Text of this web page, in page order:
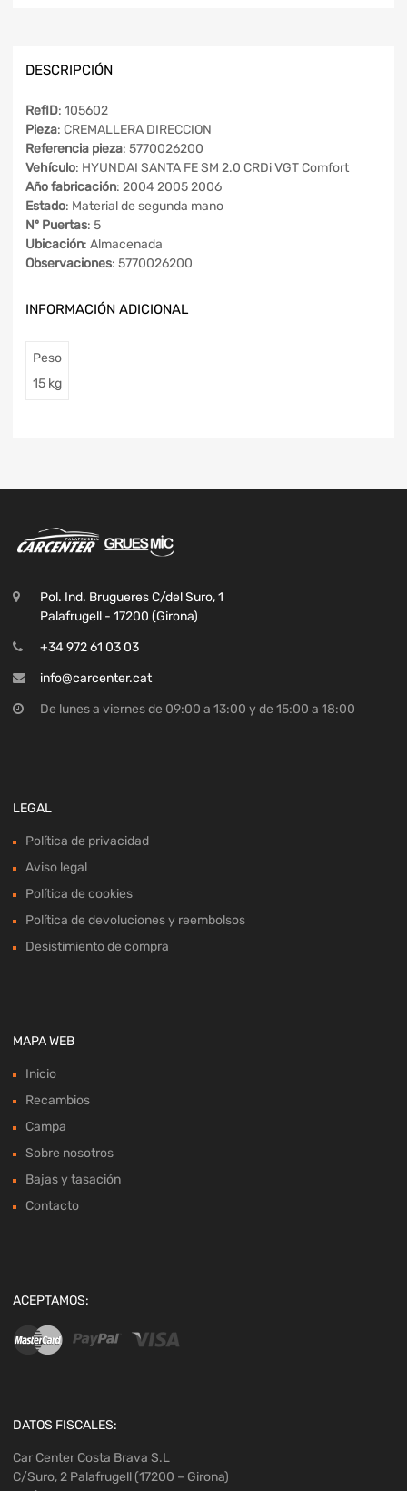
DESCRIPCIÓN
RefID: 105602
Pieza: CREMALLERA DIRECCION
Referencia pieza: 5770026200
Vehículo: HYUNDAI SANTA FE SM 2.0 CRDi VGT Comfort
Año fabricación: 2004 2005 2006
Estado: Material de segunda mano
Nº Puertas: 5
Ubicación: Almacenada
Observaciones: 5770026200
INFORMACIÓN ADICIONAL
Peso
15 kg
Pol. Ind. Brugueres C/del Suro, 1
Palafrugell - 17200 (Girona)
+34 972 61 03 03
info@carcenter.cat
De lunes a viernes de 09:00 a 13:00 y de 15:00 a 18:00
LEGAL
Política de privacidad
Aviso legal
Política de cookies
Política de devoluciones y reembolsos
Desistimiento de compra
MAPA WEB
Inicio
Recambios
Campa
Sobre nosotros
Bajas y tasación
Contacto
ACEPTAMOS:
DATOS FISCALES:
Car Center Costa Brava S.L
C/Suro, 2 Palafrugell (17200 – Girona)